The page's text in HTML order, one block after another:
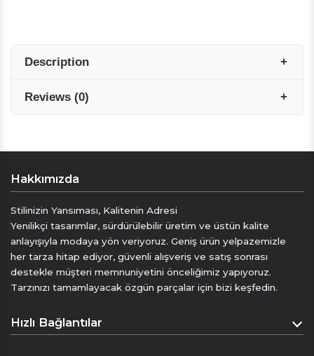
Description
İPEK ASCOT FULAR
Seven Arm / New York’un %100 saf ipek ascot
bir yorumla buluşturuyor. Yumuşak dokusu ve
doğal parlaklığıyla stilinize lüks bir dokunuş
katan ascot fularlar, hem resmi davetlerde hem
de günlük kombinlerde sofistike bir
tamamlayıcıdır.
Stilinizi yeniden tanımlayın.
erkek şıklığının vazgeçilmez parçasıdır. Klasik
Reviews(0)
Reviews are coming soon!
Hakkımızda
Stilinizin Yansıması, Kalitenin Adresi
Yenilikçi tasarımlar, sürdürülebilir üretim ve üstün kalite
anlayışıyla modaya yön veriyoruz. Geniş ürün yelpazemizle
her tarza hitap ediyor, güvenli alışveriş ve satış sonrası
destekle müşteri memnuniyetini önceliğimiz yapıyoruz.
Tarzınızı tamamlayacak özgün parçalar için bizi keşfedin.
Hızlı Bağlantılar